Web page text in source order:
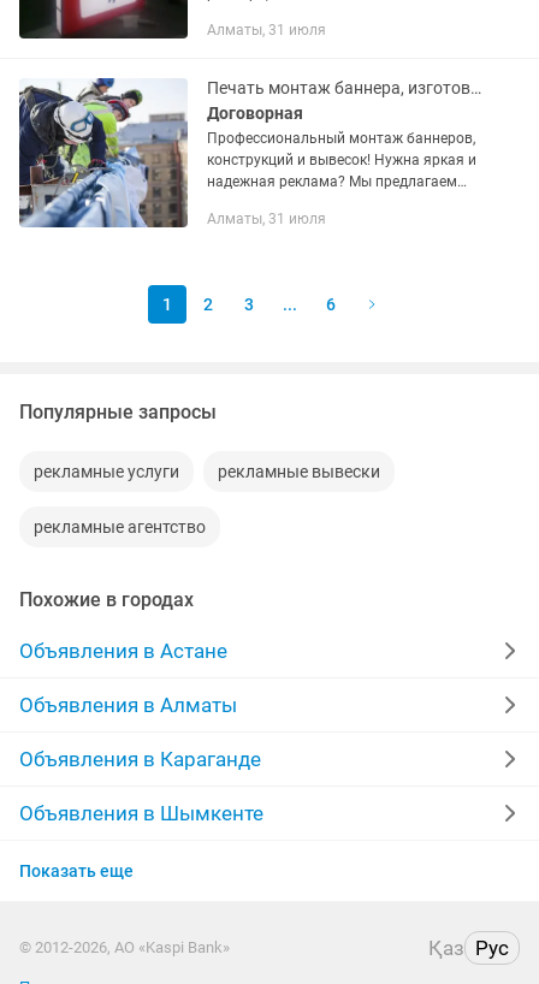
Печать банера, самоклеющей плёнки
стендов и многое...
Алматы, 31 июля
Печать монтаж баннера, изготовление рекламных конструкций.
Договорная
Профессиональный монтаж баннеров,
конструкций и вывесок! Нужна яркая и
надежная реклама? Мы предлагаем
быстро, качественно, с гарантией!
Алматы, 31 июля
1 2 3 ... 6
Популярные запросы
рекламные услуги рекламные вывески
рекламные агентство
Похожие в городах
Объявления в Астане
Объявления в Алматы
Объявления в Караганде
Объявления в Шымкенте
Объявления в Актобе
Объявления в Таразе
Показать еще
© 2012-2026, АО «Kaspi Bank» Қаз Рус